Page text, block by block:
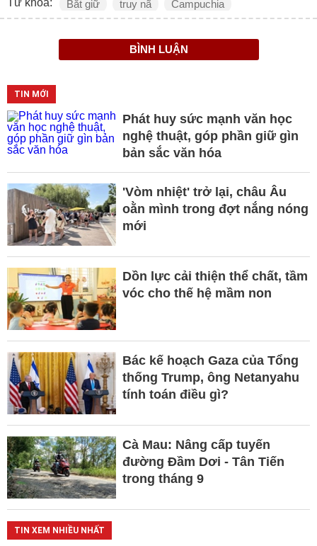
Từ khóa: Bắt giữ truy nã Campuchia
BÌNH LUẬN
TIN MỚI
Phát huy sức mạnh văn học
nghệ thuật, góp phần giữ gìn
bản sắc văn hóa
'Vòm nhiệt' trở lại, châu Âu
oằn mình trong đợt nắng nóng
mới
Dồn lực cải thiện thể chất, tầm
vóc cho thế hệ mầm non
Bác kế hoạch Gaza của Tổng
thống Trump, ông Netanyahu
tính toán điều gì?
Cà Mau: Nâng cấp tuyến
đường Đầm Dơi - Tân Tiến
trong tháng 9
TIN XEM NHIỀU NHẤT